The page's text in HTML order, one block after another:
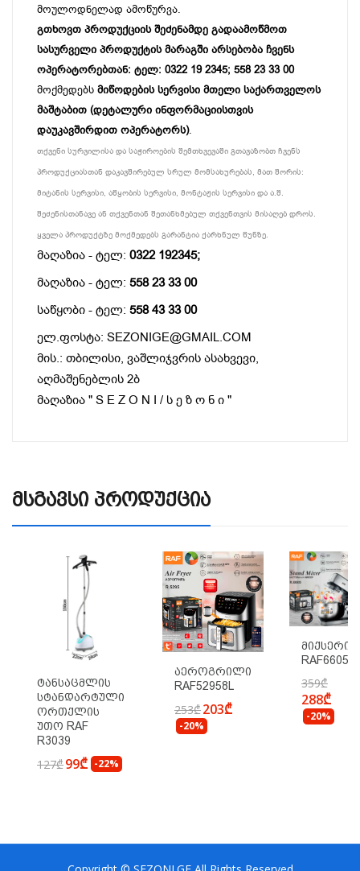
მოულოდნელად ამოწურვა.
გთხოვთ პროდუქციის შეძენამდე გადაამოწმოთ
სასურველი პროდუქტის მარაგში არსებობა ჩვენს
ოპერატორებთან: ტელ: 0322 19 2345; 558 23 33 00
მოქმედებს მიწოდების სერვისი მთელი საქართველოს
მაშტაბით (დეტალური ინფორმაციისთვის
დაუკავშირდით ოპერატორს).
თქვენი სურვილისა და საჭიროების შემთხვევაში გთავაზობთ ჩვენს
პროდუქციასთან დაკავშირებულ სრულ მომსახურებას, მათ შორის:
მიტანის სერვისი, აწყობის სერვისი, მონტაჟის სერვისი და ა.შ.
შეძენისთანავე ან თქვენთან შეთანხმებულ თქვენთვის მისაღებ დროს.
ყველა პროდუქტზე მოქმედებს გარანტია ქარხნულ წუნზე.
მაღაზია - ტელ: 0322 192345;
მაღაზია - ტელ: 558 23 33 00
საწყობი - ტელ: 558 43 33 00
ელ.ფოსტა: SEZONIGE@GMAIL.COM
მის.: თბილისი, ვაშლიჯვრის ასახვევი,
აღმაშენებლის 2ბ
მაღაზია " S E Z O N I / ს ე ზ ო ნ ი "
Მსგავსი Პროდუქცია
Ტანსაცმლის
Სტანდარტული
Ორთქლის
Უთო RAF
R3039
127₾99₾ -22%
Აეროგრილი
RAF52958L
253₾203₾
-20%
Მიქსერი
RAF6605
359₾
288₾
-20%